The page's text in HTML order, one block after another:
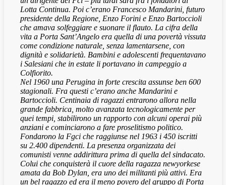
Lotta Continua. Poi c’erano Francesco Mandarini, futuro
presidente della Regione, Enzo Forini e Enzo Bartoccioli
che amava solfeggiare e suonare il flauto. La cifra della
vita a Porta Sant’Angelo era quella di una povertà vissuta
come condizione naturale, senza lamentarsene, con
dignità e solidarietà. Bambini e adolescenti frequentavano
i Salesiani che in estate li portavano in campeggio a
Colfiorito.
Nel 1960 una Perugina in forte crescita assunse ben 600
stagionali. Fra questi c’erano anche Mandarini e
Bartoccioli. Centinaia di ragazzi entrarono allora nella
grande fabbrica, molto avanzata tecnologicamente per
quei tempi, stabilirono un rapporto con alcuni operai più
anziani e cominciarono a fare proselitismo politico.
Fondarono la Fgci che raggiunse nel 1963 i 450 iscritti
su 2.400 dipendenti. La presenza organizzata dei
comunisti venne addirittura prima di quella del sindacato.
Colui che conquisterà il cuore della ragazza newyorkese
amata da Bob Dylan, era uno dei militanti più attivi. Era
un bel ragazzo ed era il meno povero del gruppo di Porta